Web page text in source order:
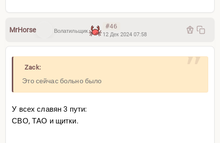
MrHorse Волатильщик
#46
12 Дек 2024 07:58
Zack:
Это сейчас больно было
У всех славян 3 пути:
СВО, ТАО и щитки.